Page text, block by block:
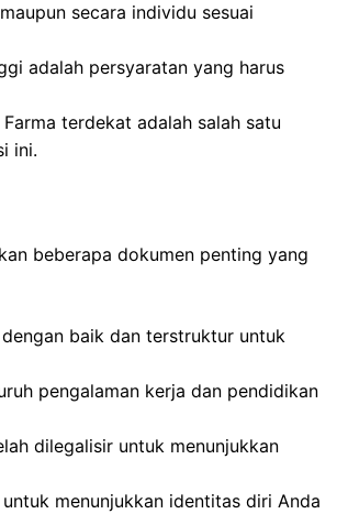
secara individu sesuai
adalah persyaratan yang harus
terdekat adalah salah satu
ini.
beberapa dokumen penting yang
baik dan terstruktur untuk
pengalaman kerja dan pendidikan
dilegalisir untuk menunjukkan
menunjukkan identitas diri Anda